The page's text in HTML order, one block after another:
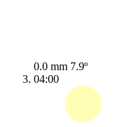
0.0 mm 7.9º
04:00